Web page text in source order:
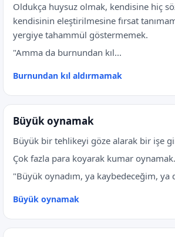
Oldukça huysuz olmak, kendisine hiç
kendisinin eleştirilmesine fırsat
yergiye tahammül göstermemek.
"Amma da burnundan kıl...
Burnundan kıl aldırmamak
Büyük oynamak
Büyük bir tehlikeyi göze alarak bir işe
Çok fazla para koyarak kumar oynamak.
"Büyük oynadım, ya kaybedeceğim, ya
Büyük oynamak